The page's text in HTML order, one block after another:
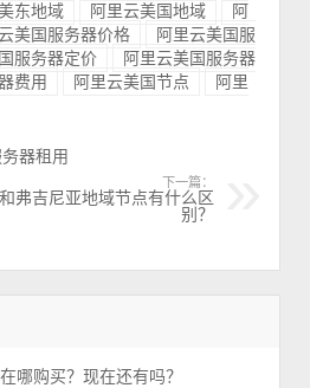
东地域 阿里云美国地域
阿
美国服务器价格
阿里云美国服
服务器定价
阿里云美国服务器
费用 阿里云美国节点
阿里
器租用
下一篇：
弗吉尼亚地域节点有什么区
别？
哪购买？现在还有吗？